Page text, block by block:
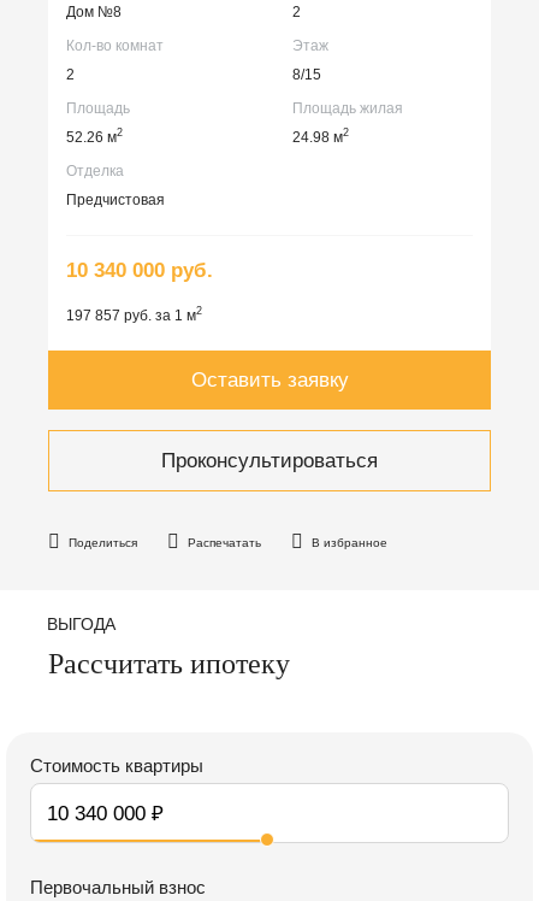
Поделиться Распечатать В избранное
Дом №8
2
Кол-во комнат
2
Этаж
8/15
Площадь
52.26 м2
Площадь жилая
24.98 м2
Отделка
Предчистовая
10 340 000 руб.
197 857 руб. за 1 м2
Оставить заявку
Проконсультироваться
ВЫГОДА
Рассчитать ипотеку
Стоимость квартиры
Первочальный взнос